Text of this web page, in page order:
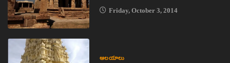
Friday, October 3, 2014
ఆలయాలు